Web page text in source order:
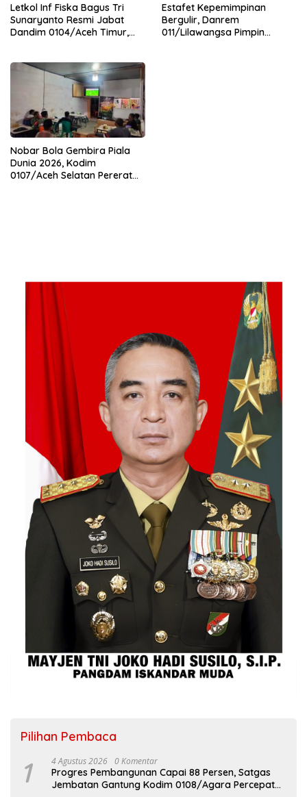
Letkol Inf Fiska Bagus Tri
Sunaryanto Resmi Jabat
Dandim 0104/Aceh Timur,
0104/Atim
Estafet Kepemimpinan
Bergulir, Danrem
011/Lilawangsa Pimpin
Nobar Bola Gembira Piala
Dunia 2026, Kodim
0107/Aceh Selatan Pererat
Pilihan Pembaca
1 4 Agustus 2026 0 Komentar
Progres Pembangunan Capai 88 Persen, Satgas
Jembatan Gantung Kodim 0108/Agara Percepat